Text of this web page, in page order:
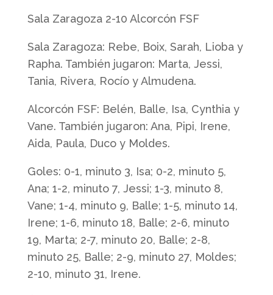
Sala Zaragoza 2-10 Alcorcón FSF
Sala Zaragoza: Rebe, Boix, Sarah, Lioba y
Rapha. También jugaron: Marta, Jessi,
Tania, Rivera, Rocío y Almudena.
Alcorcón FSF: Belén, Balle, Isa, Cynthia y
Vane. También jugaron: Ana, Pipi, Irene,
Aida, Paula, Duco y Moldes.
Goles: 0-1, minuto 3, Isa; 0-2, minuto 5,
Ana; 1-2, minuto 7, Jessi; 1-3, minuto 8,
Vane; 1-4, minuto 9, Balle; 1-5, minuto 14,
Irene; 1-6, minuto 18, Balle; 2-6, minuto
19, Marta; 2-7, minuto 20, Balle; 2-8,
minuto 25, Balle; 2-9, minuto 27, Moldes;
2-10, minuto 31, Irene.